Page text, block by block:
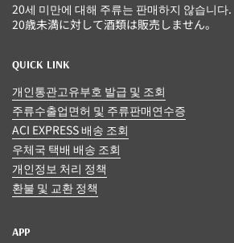
20세 미만에 대해 주류는 판매하지 않습니다.
20歳未満に対して酒類は販売しません。
QUICK LINK
개인통관고유부호 발급 및 조회
주류수출업면허 및 주류판매연수증
ACI EXPRESS 배송 조회
우체국 택배 배송 조회
개인정보 처리 정책
환불 및 교환 정책
APP